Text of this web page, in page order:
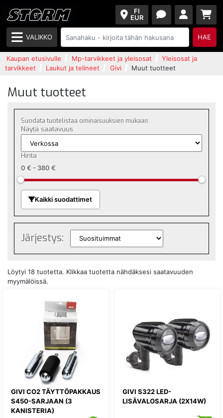
FI
EUR
VALIKKO HAE
Kaupan etusivulle Mp-tarvikkeet ja yleisosat
Yleisosat ja
tarvikkeet
Laukut ja telineet Givi Muut tuotteet
Muut tuotteet
Suodata tuotelistaa ominaisuuksien mukaan:
Näytä saatavuus
Hinta
0 € - 380 €
Kaikki suodattimet
Järjestys:
Löytyi 18 tuotetta. Klikkaa tuotetta nähdäksesi saatavuuden
myymälöissä.
GIVI CO2 TÄYTTÖPAKKAUS
S450-SARJAAN (3
KANISTERIA)
GIVI S322 LED-
LISÄVALOSARJA (2X14W)